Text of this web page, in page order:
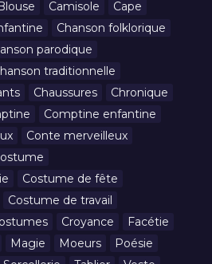
Camisole
Cape
Chanson folklorique
parodique
traditionnelle
Chaussures
Chronique
Comptine enfantine
Conte merveilleux
Costume de fête
Costume de travail
Croyance
Facétie
Magie Moeurs
Poésie